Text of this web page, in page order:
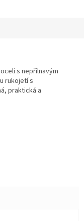
s nepřilnavým
rukojetí s
praktická a